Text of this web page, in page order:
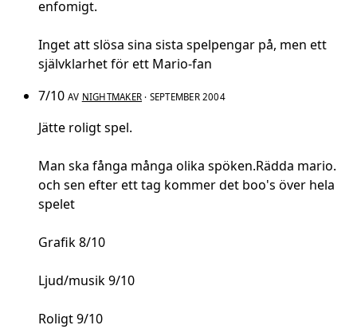
enfomigt.
Inget att slösa sina sista spelpengar på, men ett
självklarhet för ett Mario-fan
7/10 AV NIGHTMAKER · SEPTEMBER 2004
Jätte roligt spel.
Man ska fånga många olika spöken.Rädda mario.
och sen efter ett tag kommer det boo's över hela
spelet
Grafik 8/10
Ljud/musik 9/10
Roligt 9/10